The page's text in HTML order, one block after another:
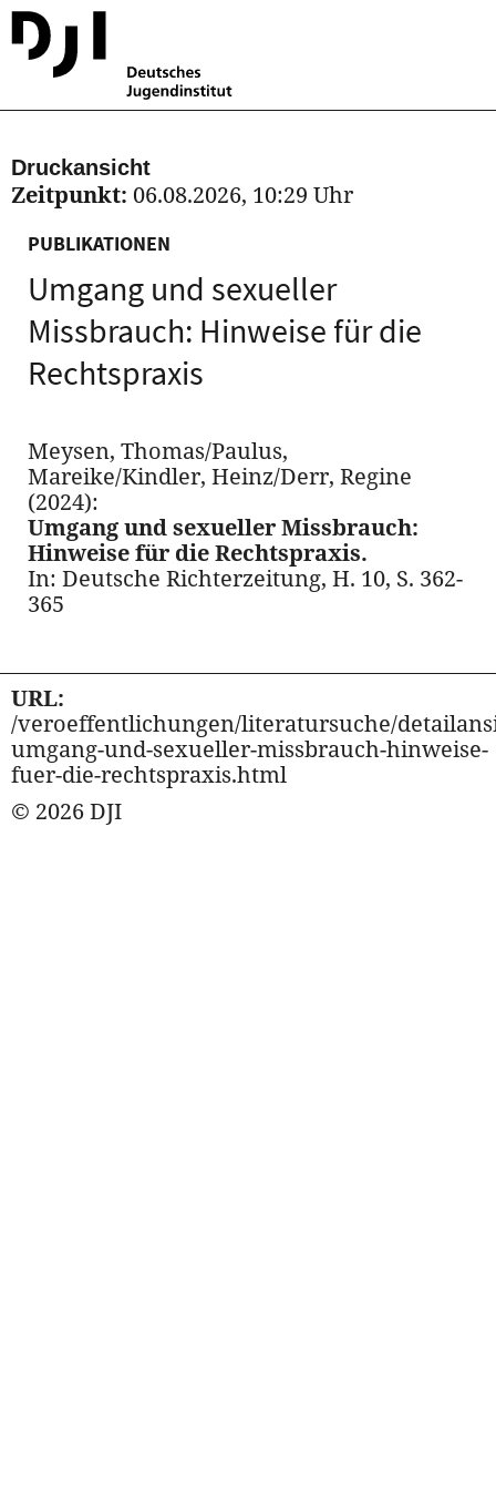
Druckansicht
Zeitpunkt: 06.08.2026, 10:29 Uhr
PUBLIKATIONEN
Umgang und sexueller
Missbrauch: Hinweise für die
Rechtspraxis
Meysen, Thomas/Paulus,
Mareike/Kindler, Heinz/Derr, Regine
(2024):
Umgang und sexueller Missbrauch:
Hinweise für die Rechtspraxis.
In: Deutsche Richterzeitung, H. 10, S. 362-
365
URL:
/veroeffentlichungen/literatursuche/
umgang-und-sexueller-missbrauch-hinweise-
fuer-die-rechtspraxis.html
© 2026 DJI